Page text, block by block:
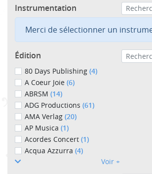
Instrumentation
Merci de sélectionner un
Édition
80 Days Publishing (4)
A Coeur Joie (6)
ABRSM (14)
ADG Productions (61)
AMA Verlag (20)
AP Musica (1)
Acordes Concert (1)
Acqua Azzurra (4)
Voir +